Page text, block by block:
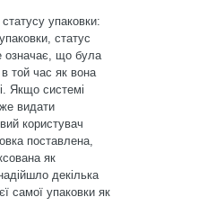
упаковки:
статус
означає, що була
той час як вона
Якщо системі
видати
користувач
поставлена,
як
декілька
самої упаковки як